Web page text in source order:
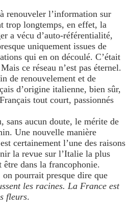
renouveler l’information sur
trop longtemps, en effet, la
a vécu d’auto-référentialité,
uniquement issues de
qui en on découlé. C’était
ce réseau n’est pas éternel.
de renouvelement et de
d’origine italienne, bien sûr,
tout court, passionnés
sans aucun doute, le mérite de
Une nouvelle manière
certainement l’une des raisons
la revue sur l’Italie la plus
être dans la francophonie.
on pourrait presque dire que
les racines. La France est
fleurs.